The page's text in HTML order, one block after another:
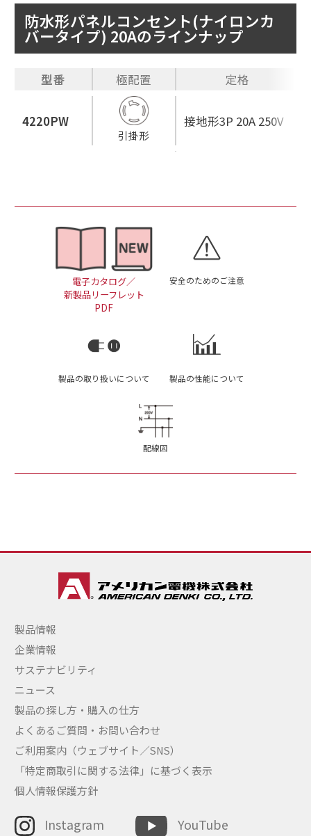
防水形パネルコンセント(ナイロンカ
バータイプ) 20Aのラインナップ
型番 極配置 定格
4220PW
引掛形
接地形3P 20A 250V
電子カタログ／
新製品リーフレット
PDF
安全のためのご注意
製品の取り扱いについて 製品の性能について
配線図
製品情報
企業情報
サステナビリティ
ニュース
製品の探し方・購入の仕方
よくあるご質問・お問い合わせ
ご利用案内（ウェブサイト／SNS）
「特定商取引に関する法律」に基づく表示
個人情報保護方針
Instagram YouTube